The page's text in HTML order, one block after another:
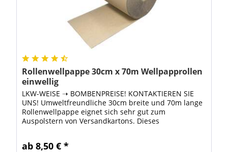
Rollenwellpappe 30cm x 70m Wellpapprollen
einwellig
LKW-WEISE ➝ BOMBENPREISE! KONTAKTIEREN SIE
UNS! Umweltfreundliche 30cm breite und 70m lange
Rollenwellpappe eignet sich sehr gut zum
Auspolstern von Versandkartons. Dieses
ab 8,50 € *